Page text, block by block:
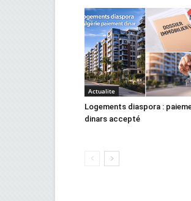
Actualite
Logements diaspora :
dinars accepté